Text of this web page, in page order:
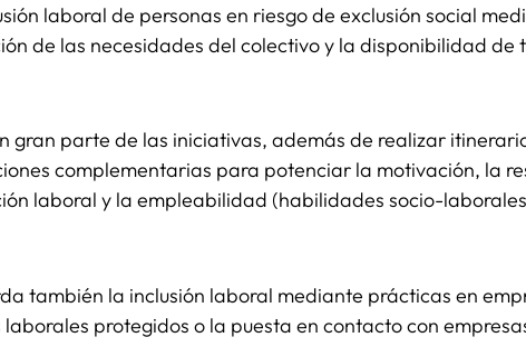
laboral de personas en riesgo de exclusión social
de las necesidades del colectivo y la disponibilidad de
gran parte de las iniciativas, además de realizar
complementarias para potenciar la motivación, la
laboral y la empleabilidad (habilidades socio-
también la inclusión laboral mediante prácticas en
protegidos o la puesta en contacto con